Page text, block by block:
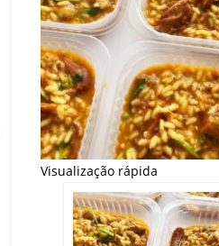
Visualização rápida